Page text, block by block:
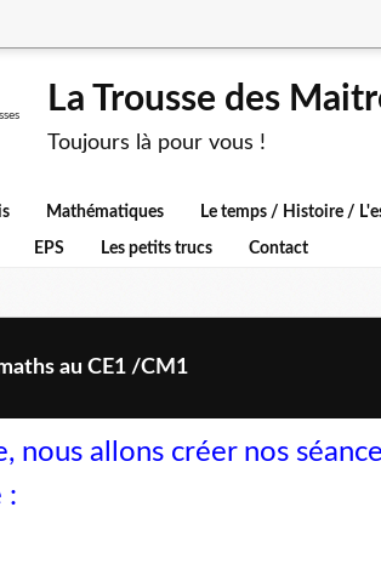
La Trousse des
Toujours là pour vous !
Mathématiques Le temps / Histoire /
EPS Les petits trucs Contact
au CE1 /CM1
nous allons créer nos
: